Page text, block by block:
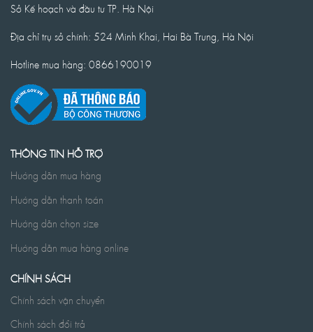
Sở Kế hoạch và đầu tư TP. Hà Nội
Địa chỉ trụ sở chính: 524 Minh Khai, Hai Bà Trưng, Hà Nội
Hotline mua hàng: 0866190019
THÔNG TIN HỖ TRỢ
Hướng dẫn mua hàng
Hướng dẫn thanh toán
Hướng dẫn chọn size
Hướng dẫn mua hàng online
CHÍNH SÁCH
Chính sách vận chuyển
Chính sách đổi trả